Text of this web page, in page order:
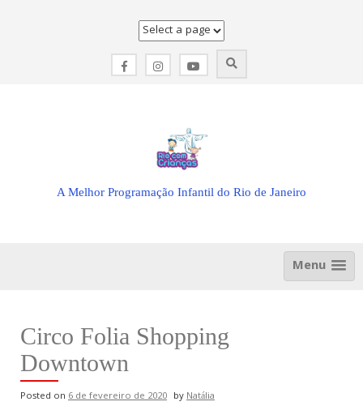
A Melhor Programação Infantil do Rio de Janeiro
Menu
Circo Folia Shopping
Downtown
Posted on 6 de fevereiro de 2020 byNatália